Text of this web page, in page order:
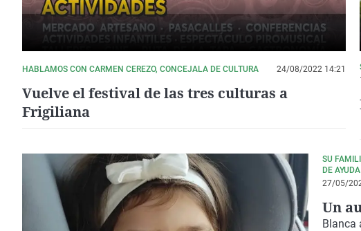
HABLAMOS CON CARMEN CEREZO, CONCEJALA DE CULTURA 24/08/2022 14:21
Vuelve el festival de las tres culturas a
Frigiliana
SU
DE
27/05/
Un
Blanca